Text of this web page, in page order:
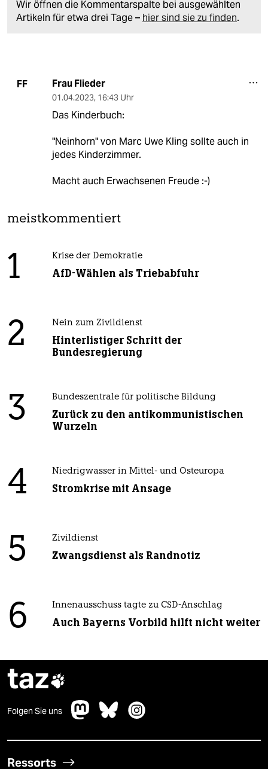
Wir öffnen die Kommentarspalte bei ausgewählten
Artikeln für etwa drei Tage – hier sind sie zu finden.
FF Frau Flieder
01.04.2023, 16:43 Uhr
Das Kinderbuch:
"Neinhorn" von Marc Uwe Kling sollte auch in
jedes Kinderzimmer.
Macht auch Erwachsenen Freude :-)
meistkommentiert
1 Krise der Demokratie
AfD-Wählen als Triebabfuhr
2 Nein zum Zivildienst
Hinterlistiger Schritt der
Bundesregierung
3 Bundeszentrale für politische Bildung
Zurück zu den antikommunistischen
Wurzeln
4 Niedrigwasser in Mittel- und Osteuropa
Stromkrise mit Ansage
5 Zivildienst
Zwangsdienst als Randnotiz
6 Innenausschuss tagte zu CSD-Anschlag
Auch Bayerns Vorbild hilft nicht weiter
taz
Folgen Sie uns
Ressorts